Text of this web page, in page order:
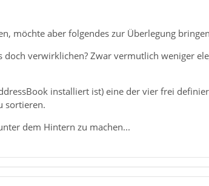
möchte aber folgendes zur Überlegung
verwirklichen? Zwar vermutlich weniger
installiert ist) eine der vier frei
sortieren.
dem Hintern zu machen...